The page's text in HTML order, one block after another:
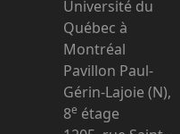
Université du
Québec à
Montréal
Pavillon Paul-
Gérin-Lajoie (N),
8e étage